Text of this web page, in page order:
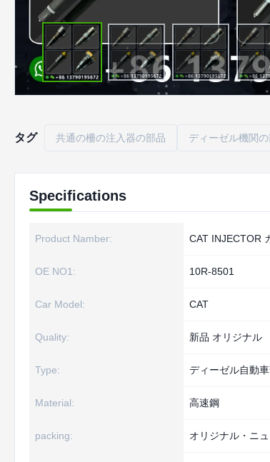
タグ 共通の柵の注入器の部品 ディーゼル機関
Specifications
Product Namber: CAT INJECTOR
OE NO1: 10R-8501
Car Model: CAT
Quality: 新品 オリジナル
Type: ディーゼル自動
Material: 高速鋼
packing: オリジナル・ニ